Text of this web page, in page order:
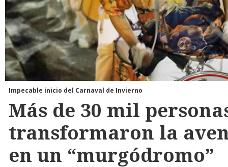
Impecable inicio del Carnaval de Invierno
Más de 30 mil
transformaron la
en un “murgódromo”